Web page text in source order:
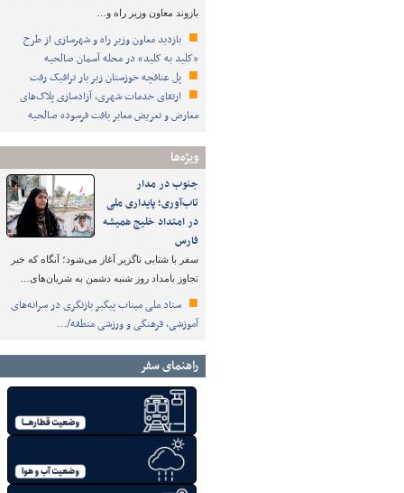
بازوند معاون وزیر راه و…
بازدید معاون وزیر راه و شهرسازی از طرح
«کلید به کلید» در محله آسمان صالحیه
پل عنافچه خوزستان زیر بار ترافیک رفت
ارتقای خدمات شهری، آزادسازی پلاک‌های
معارض و تعریض معابر بافت فرسوده صالحیه
ویژه‌ها
جنوب در مدار
تاب‌آوری؛ پایداری ملی
در امتداد خلیج همیشه
فارس
سفر با شتابی ناگزیر آغاز می‌شود؛ آنگاه که خبر
تجاوز بامداد روز شنبه دشمن به شریان‌های…
ستاد ملی میناب پیگیر بازنگری در سرانه‌های
آموزشی، فرهنگی و ورزشی منطقه/…
راهنمای سفر